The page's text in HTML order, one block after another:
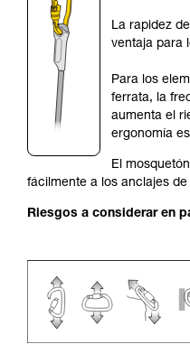
Dominar estas
y un
ejecutar estas
seguridad, antes
autónoma.
Damos ejemplos
su actividad.
describimos aquí.
La rapidez
ventaja para
Para los
ferrata, la
aumenta el
ergonomía
El
fácilmente a los anclajes
Riesgos a considerar en